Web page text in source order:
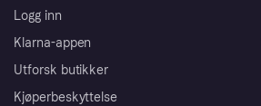
Logg inn
Klarna-appen
Utforsk butikker
Kjøperbeskyttelse